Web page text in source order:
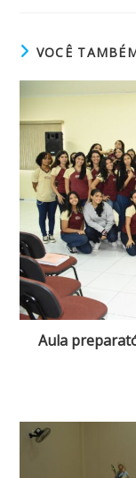
VOCÊ
Aula